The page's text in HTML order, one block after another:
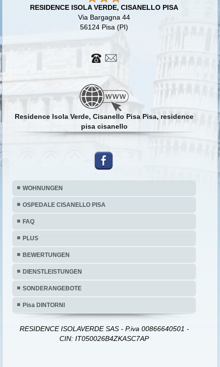
RESIDENCE ISOLA VERDE, CISANELLO PISA
Via Bargagna 44
56124 Pisa (PI)
Residence Isola Verde, Cisanello Pisa Pisa, residence
pisa cisanello
WOHNUNGEN
OSPEDALE CISANELLO PISA
FAQ
PLUS
BEWERTUNGEN
DIENSTLEISTUNGEN
SONDERANGEBOTE
Pisa DINTORNI
RESIDENCE ISOLAVERDE SAS - P.iva 00866640501 -
CIN: IT050026B4ZKASC7AP